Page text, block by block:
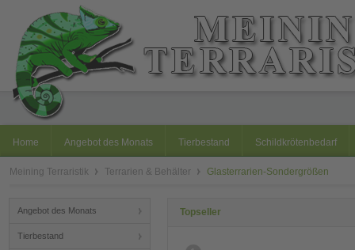
Home Angebot des Monats Tierbestand Schildkrötenbedarf
Meining Terraristik Terrarien & Behälter Glasterrarien-Sondergrößen
Angebot des Monats
Tierbestand
Topseller